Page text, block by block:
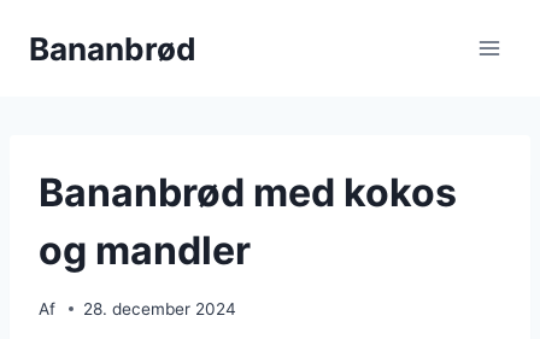
Bananbrød
Bananbrød med kokos
og mandler
Af 28. december 2024